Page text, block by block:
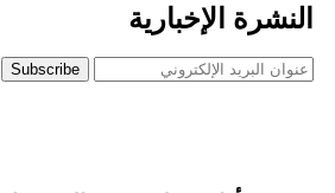
النشرة الإخبارية